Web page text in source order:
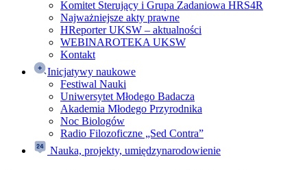
Komitet Sterujący i Grupa Zadaniowa HRS4R
Najważniejsze akty prawne
HReporter UKSW – aktualności
WEBINAROTEKA UKSW
Kontakt
Inicjatywy naukowe
Festiwal Nauki
Uniwersytet Młodego Badacza
Akademia Młodego Przyrodnika
Noc Biologów
Radio Filozoficzne „Sed Contra”
Nauka, projekty, umiędzynarodowienie